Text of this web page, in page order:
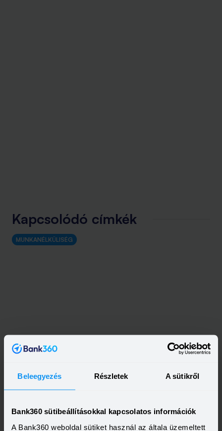
Beleegyezés Részletek A sütikről
Bank360 sütibeállításokkal kapcsolatos információk
A Bank360 weboldal sütiket használ az általa üzemeltett
Kapcsolódó címkék
MUNKANÉLKÜLISÉG
Kapcsolódó cikkek